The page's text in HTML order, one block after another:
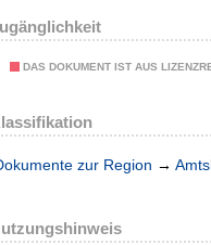
DAS DOKUMENT IST AUS
zur Region →